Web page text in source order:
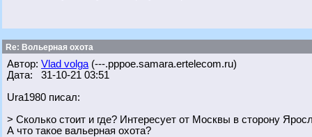
Re: Вольерная охота
Автор: Vlad volga (---.pppoe.samara.ertelecom.ru)
Дата: 31-10-21 03:51
Ura1980 писал:
> Сколько стоит и где? Интересует от Москвы в сторону
А что такое вальерная охота?